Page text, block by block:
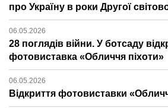
про Україну в роки Другої
06.05.2026
28 поглядів війни. У ботсаду
фотовиставка «Обличчя піхоти»
06.05.2026
Відкриття фотовиставки